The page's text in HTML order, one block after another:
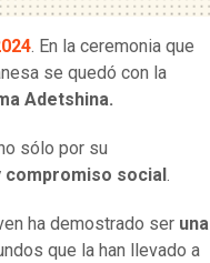
. En la ceremonia que
se quedó con la
Adetshina.
sólo por su
social .
ha demostrado ser una
que la han llevado a